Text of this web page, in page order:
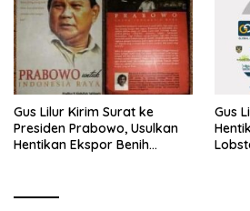
Gus Lilur Kirim Surat ke
Presiden Prabowo, Usulkan
Hentikan Ekspor Benih
Gus